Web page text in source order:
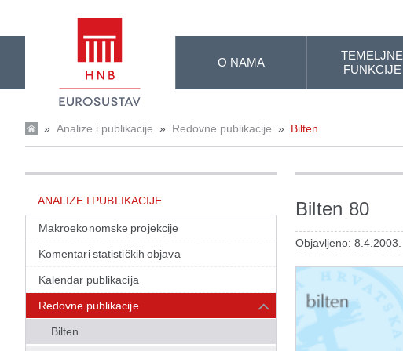
O NAMA
TEMELJNE
FUNKCIJE
» Analize i publikacije » Redovne publikacije » Bilten
ANALIZE I PUBLIKACIJE
Makroekonomske projekcije
Komentari statističkih objava
Kalendar publikacija
Redovne publikacije
Bilten
Bilten 80
Objavljeno: 8.4.2003.